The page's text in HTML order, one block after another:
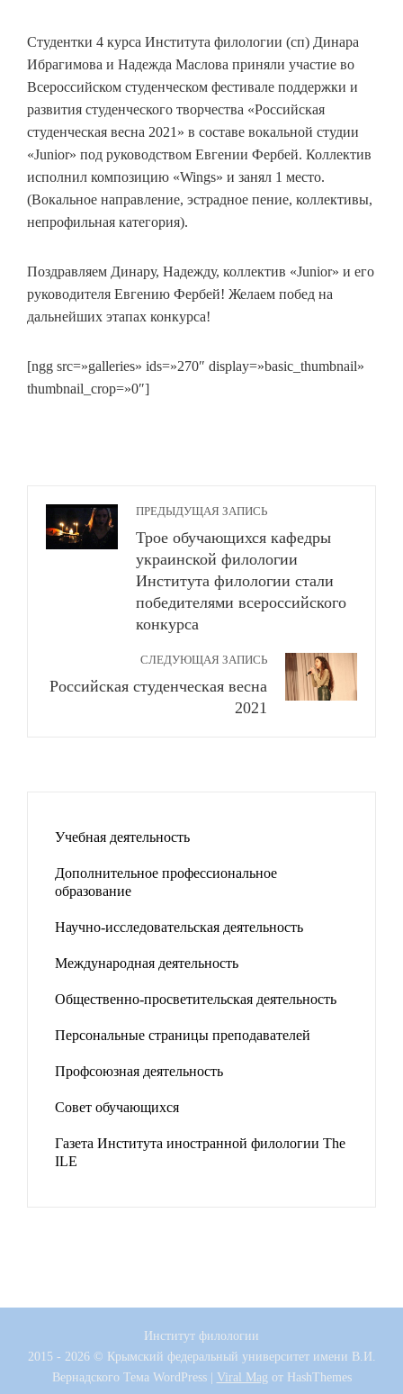
Студентки 4 курса Института филологии (сп) Динара
Ибрагимова и Надежда Маслова приняли участие во
Всероссийском студенческом фестивале поддержки и
развития студенческого творчества «Российская
студенческая весна 2021» в составе вокальной студии
«Junior» под руководством Евгении Фербей. Коллектив
исполнил композицию «Wings» и занял 1 место.
(Вокальное направление, эстрадное пение, коллективы,
непрофильная категория).
Поздравляем Динару, Надежду, коллектив «Junior» и его
руководителя Евгению Фербей! Желаем побед на
дальнейших этапах конкурса!
[ngg src=»galleries» ids=»270″ display=»basic_thumbnail»
thumbnail_crop=»0″]
ПРЕДЫДУЩАЯ ЗАПИСЬ
Трое обучающихся кафедры
украинской филологии
Института филологии стали
победителями всероссийского
конкурса
СЛЕДУЮЩАЯ ЗАПИСЬ
Российская студенческая весна
2021
Учебная деятельность
Дополнительное профессиональное
образование
Научно-исследовательская деятельность
Международная деятельность
Общественно-просветительская деятельность
Персональные страницы преподавателей
Профсоюзная деятельность
Совет обучающихся
Газета Института иностранной филологии The
ILE
Институт филологии
2015 - 2026 © Крымский федеральный университет имени В.И.
ВернадскогоТема WordPress | Viral Mag от HashThemes